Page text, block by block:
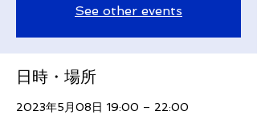
See other events
日時・場所
2023年5月08日 19:00 – 22:00